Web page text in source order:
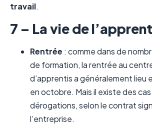
travail.
7 – La vie de
Rentrée : comme dans de
de formation, la rentrée au
d’apprentis a généralement lieu
en octobre. Mais il existe des
dérogations, selon le contrat
l’entreprise.